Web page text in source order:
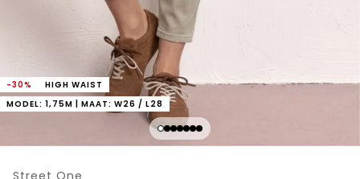
-30%
HIGH WAIST
MODEL: 1,75M | MAAT: W26 / L28
Street One